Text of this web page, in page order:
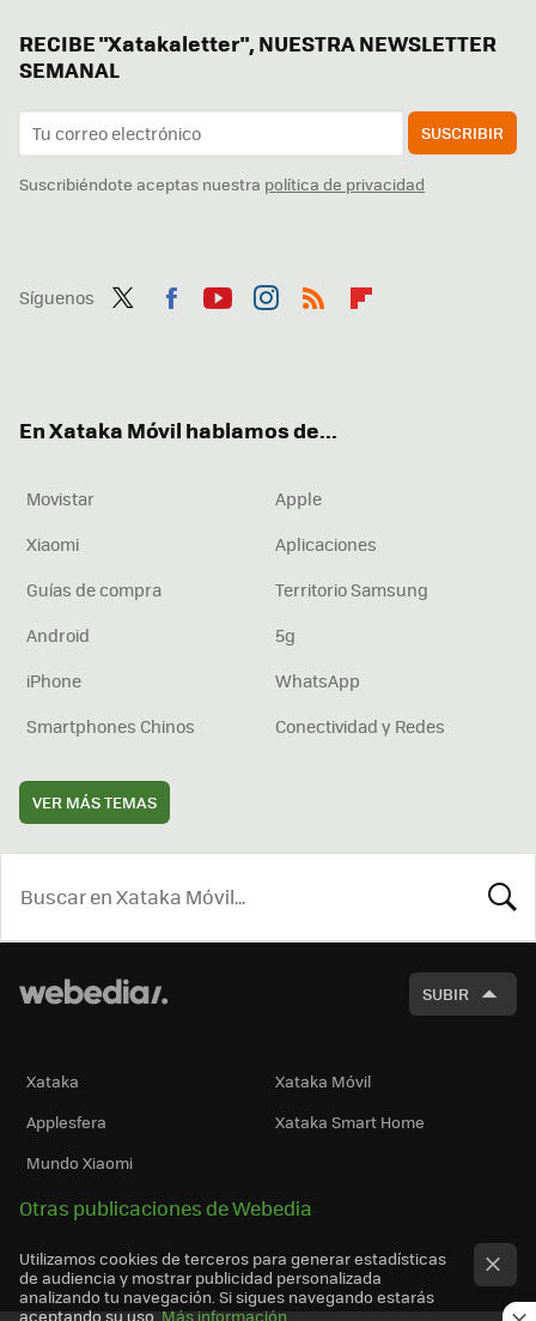
RECIBE "Xatakaletter", NUESTRA NEWSLETTER
SEMANAL
SUSCRIBIR
Suscribiéndote aceptas nuestra política de privacidad
Síguenos
En Xataka Móvil hablamos de...
Movistar
Apple
Xiaomi
Aplicaciones
Guías de compra
Territorio Samsung
Android
5g
iPhone
WhatsApp
Smartphones Chinos
Conectividad y Redes
VER MÁS TEMAS
SUBIR
Xataka
Xataka Móvil
Applesfera
Xataka Smart Home
Mundo Xiaomi
Otras publicaciones de Webedia
Utilizamos cookies de terceros para generar estadísticas
de audiencia y mostrar publicidad personalizada
analizando tu navegación. Si sigues navegando estarás
aceptando su uso. Más información